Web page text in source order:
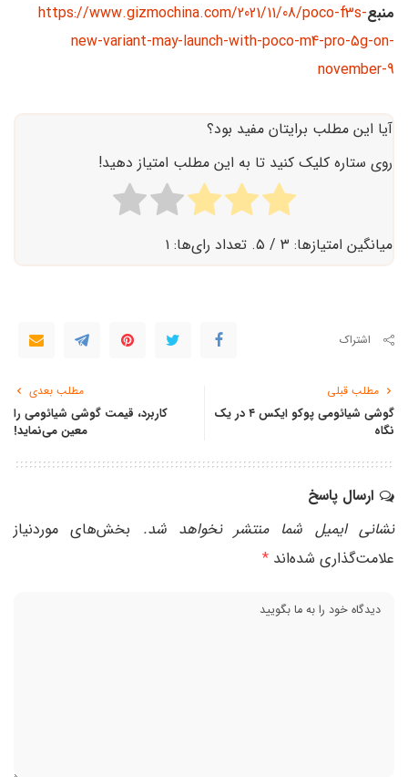
منبعhttps://www.gizmochina.com/2021/11/08/poco-f3s-
new-variant-may-launch-with-poco-m4-pro-5g-on-
november-9
آیا این مطلب برایتان مفید بود؟
روی ستاره کلیک کنید تا به این مطلب امتیاز دهید!
میانگین امتیازها: ۳ / ۵. تعداد رای‌ها: ۱
اشتراک
مطلب قبلی
گوشی شیائومی پوکو ایکس ۴ در یک
نگاه
مطلب بعدی
کاربرد، قیمت گوشی شیائومی را
معین می‌نماید!
ارسال پاسخ
نشانی ایمیل شما منتشر نخواهد شد.
بخش‌های موردنیاز
علامت‌گذاری شده‌اند *